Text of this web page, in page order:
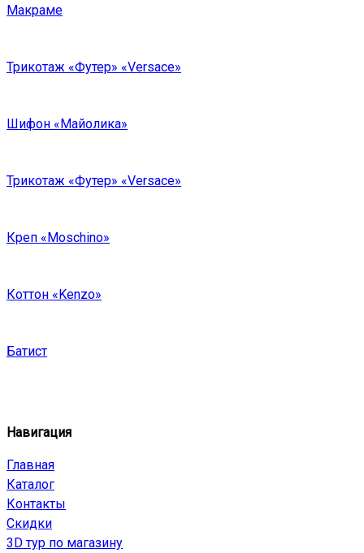
Макраме
Трикотаж «Футер» «Versace»
Шифон «Майолика»
Трикотаж «Футер» «Versace»
Креп «Moschino»
Коттон «Kenzo»
Батист
Навигация
Главная
Каталог
Контакты
Скидки
3D тур по магазину